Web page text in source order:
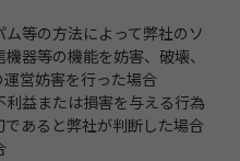
等の方法によって弊社のソ
器等の機能を妨害、破壊、
営妨害を行った場合
利益または損害を与える行為
あると弊社が判断した場合